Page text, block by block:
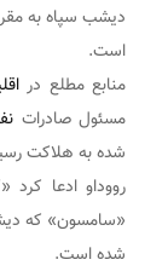
دیشب سپاه به
است.
منابع مطلع در
مسئول صادرات
شده به هلاکت
رووداو ادعا
«سامسون» که
شده است.